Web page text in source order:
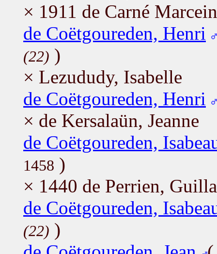
× 1911 de Carné
de Coëtgoureden, Henri
(22) )
× Lezududy, Isabelle
de Coëtgoureden, Henri
× de Kersalaün, Jeanne
de Coëtgoureden,
1458 )
× 1440 de Perrien,
de Coëtgoureden,
(22) )